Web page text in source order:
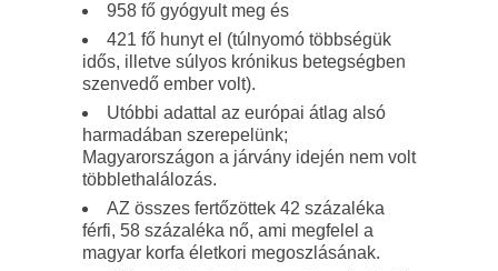
958 fő gyógyult meg és
421 fő hunyt el (túlnyomó többségük
idős, illetve súlyos krónikus betegségben
szenvedő ember volt).
Utóbbi adattal az európai átlag alsó
harmadában szerepelünk;
Magyarországon a járvány idején nem volt
többlethalálozás.
AZ összes fertőzöttek 42 százaléka
férfi, 58 százaléka nő, ami megfelel a
magyar korfa életkori megoszlásának.